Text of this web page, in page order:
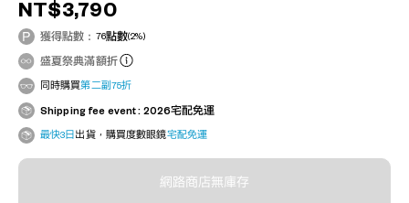
NT$3,790
獲得點數： 76點數(2%)
盛夏祭典滿額折
同時購買第二副75折
Shipping fee event : 2026宅配免運
最快3日 出貨，購買度數眼鏡宅配免運
網路商店無庫存